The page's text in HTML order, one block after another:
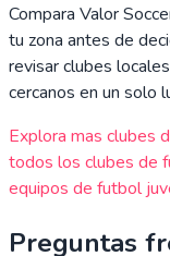
Compara Valor
tu zona antes de
revisar clubes
cercanos en un solo
Explora mas clubes
todos los clubes de
equipos de futbol
Preguntas